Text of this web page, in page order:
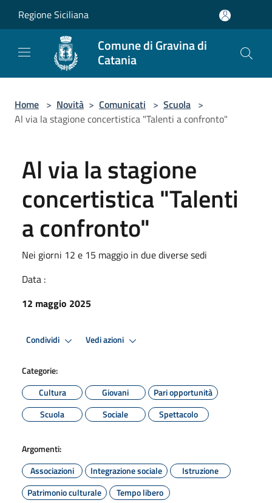
Regione Siciliana
Comune di Gravina di
Catania
Home > Novità > Comunicati > Scuola >
Al via la stagione concertistica "Talenti a confronto"
Al via la stagione
concertistica "Talenti
a confronto"
Nei giorni 12 e 15 maggio in due diverse sedi
Data :
12 maggio 2025
Condividi Vedi azioni
Categorie:
Cultura
Giovani
Pari opportunità
Scuola
Sociale Spettacolo
Argomenti:
Associazioni
Integrazione sociale
Istruzione
Patrimonio culturale
Tempo libero